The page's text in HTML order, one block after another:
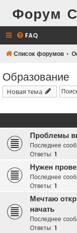
Форум
FAQ
Список форумов
Образование
Новая тема
Проблемы
Последнее
Ответы: 1
Нужен
Последнее
Ответы: 1
Мечтаю
начать
Последнее
Ответы: 1